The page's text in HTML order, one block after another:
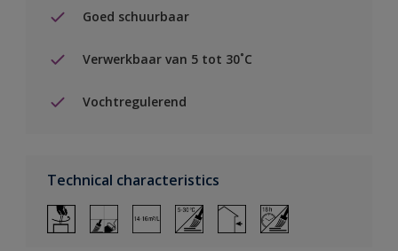
Goed schuurbaar
Verwerkbaar van 5 tot 30˚C
Vochtregulerend
Technical characteristics